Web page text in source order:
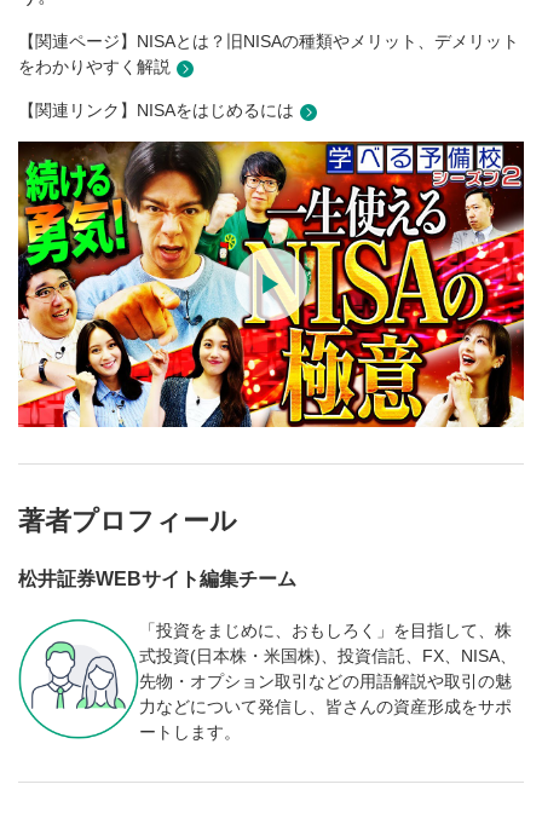
【関連ページ】NISAとは？旧NISAの種類やメリット、デメリット
をわかりやすく解説
【関連リンク】NISAをはじめるには
著者プロフィール
松井証券WEBサイト編集チーム
「投資をまじめに、おもしろく」を目指して、株
式投資(日本株・米国株)、投資信託、FX、NISA、
先物・オプション取引などの用語解説や取引の魅
力などについて発信し、皆さんの資産形成をサポ
ートします。